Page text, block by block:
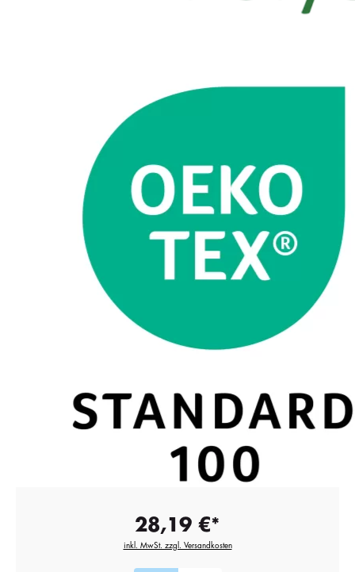
28,19 €*
inkl. MwSt. zzgl. Versandkosten